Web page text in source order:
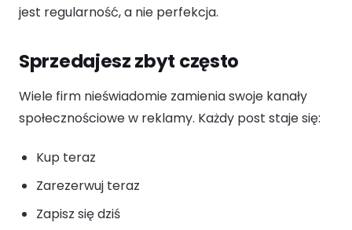
jest regularność, a nie perfekcja.
Sprzedajesz zbyt często
Wiele firm nieświadomie zamienia swoje kanały
społecznościowe w reklamy. Każdy post staje się:
Kup teraz
Zarezerwuj teraz
Zapisz się dziś